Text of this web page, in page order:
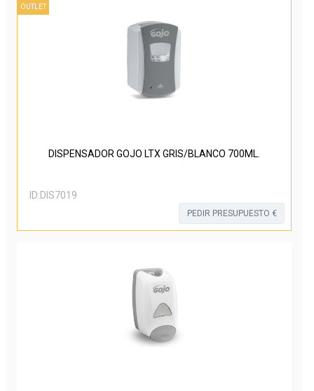
OUTLET
DISPENSADOR GOJO LTX GRIS/BLANCO 700ML.
ID:DIS7019
PEDIR PRESUPUESTO €